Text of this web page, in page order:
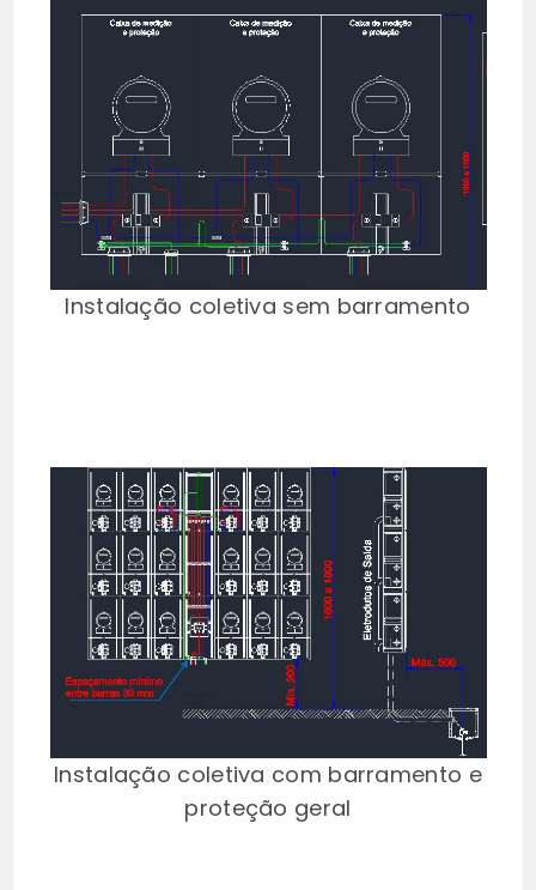
Instalação coletiva sem barramento
Instalação coletiva com barramento e
proteção geral